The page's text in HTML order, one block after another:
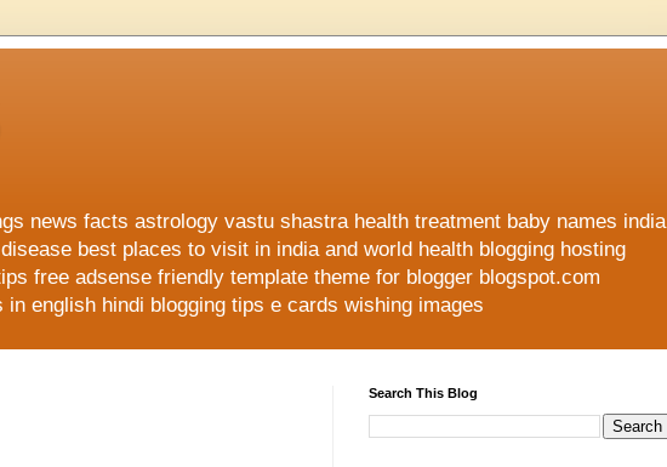
news facts astrology vastu shastra health treatment baby names india
best places to visit in india and world health blogging hosting
free adsense friendly template theme for blogger blogspot.com
english hindi blogging tips e cards wishing images
Search This Blog